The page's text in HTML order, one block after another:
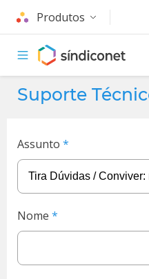
Produtos
Suporte
Assunto
Nome